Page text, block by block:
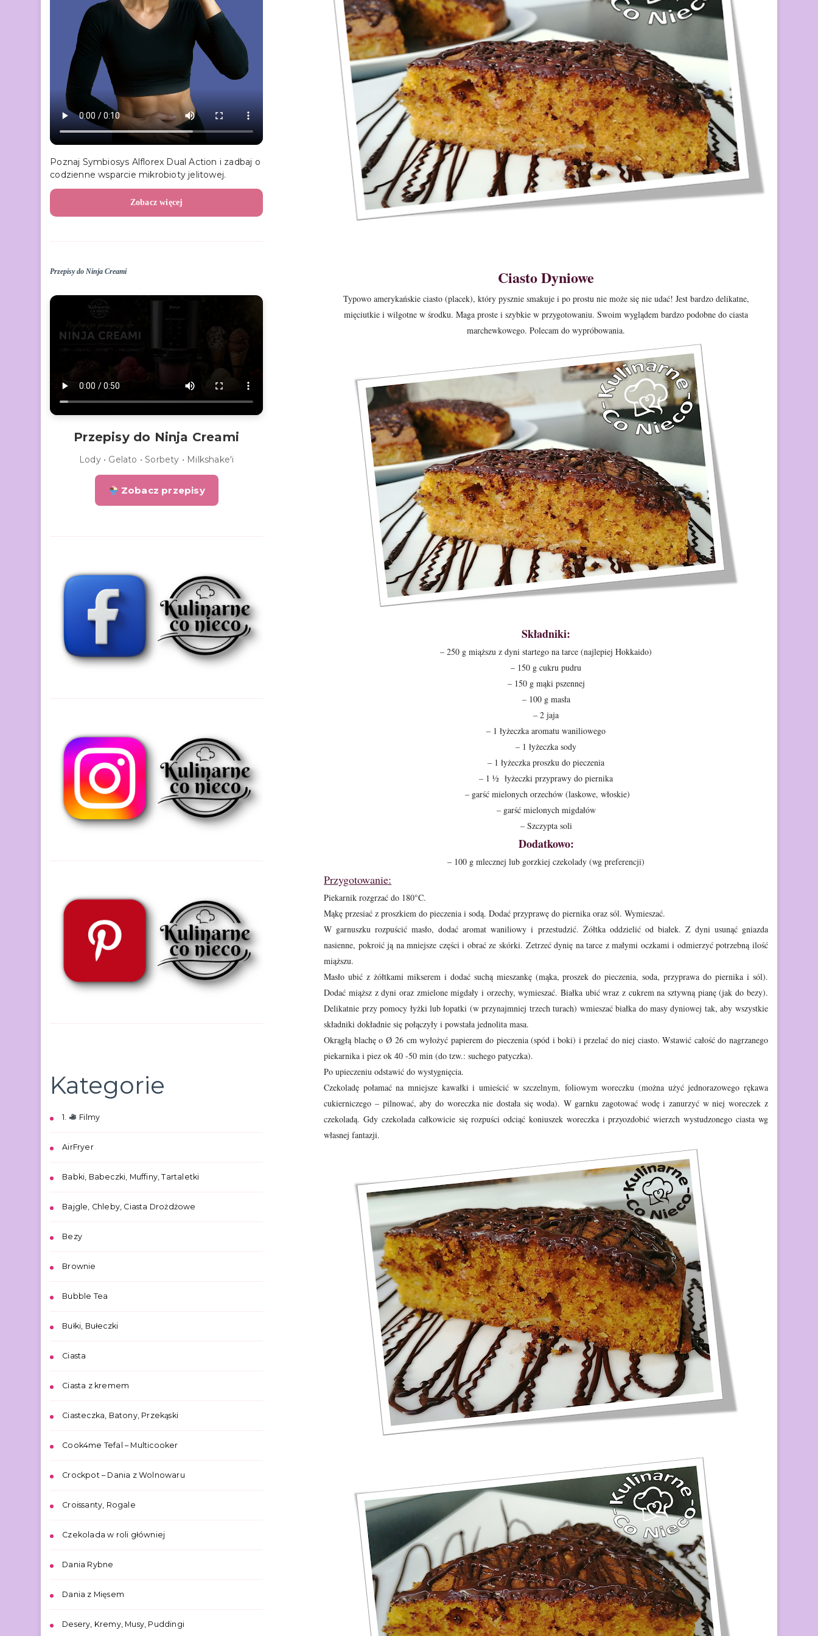
Ciasto Dyniowe
Typowo amerykańskie ciasto (placek), który pysznie smakuje i po prostunie może się nie udać! Jest bardzo delikatne,
mięciutkie i wilgotne w środku. Maga proste i szybkie w przygotowaniu. Swoim wyglądem bardzo podobne do ciasta
marchewkowego. Polecam do wypróbowania.
Składniki:
– 250 g miąższu z dyni startego na tarce (najlepiej Hokkaido)
– 150 g cukru pudru
– 150 g mąki pszennej
– 100 g masła
– 2 jaja
– 1 łyżeczka aromatu waniliowego
– 1 łyżeczka sody
– 1 łyżeczka proszku do pieczenia
– 1 ½ łyżeczki przyprawy do piernika
– garść mielonych orzechów (laskowe, włoskie)
– garść mielonych migdałów
– Szczypta soli
Dodatkowo:
– 100 g mlecznej lub gorzkiej czekolady (wg preferencji)
Przygotowanie:
Piekarnik rozgrzać do 180°C.
Mąkę przesiać z proszkiem do pieczenia i sodą. Dodać przyprawę do piernika oraz sól. Wymieszać.
W garnuszku rozpuścić masło, dodać aromat waniliowy i przestudzić. Żółtka oddzielić od białek. Z dyni usunąć gniazda
nasienne, pokroić ją namniejsze części i obrać ze skórki. Zetrzeć dynię na tarce z małymi oczkami i odmierzyć potrzebną ilość
miąższu.
Masło ubić z żółtkami mikserem i dodać suchą mieszankę(mąka, proszek do pieczenia, soda, przyprawa do piernika i sól).
Dodać miąższ zdyni oraz zmielone migdały i orzechy, wymieszać. Białka ubić wraz z cukrem na sztywną pianę (jak do bezy).
Delikatnie przy pomocy łyżki lub łopatki (wprzynajmniej trzech turach) wmieszać białka do masy dyniowej tak, aby wszystkie
składniki dokładnie się połączyły i powstała jednolita masa.
Okrągłą blachę o Ø26 cm wyłożyć papierem do pieczenia(spód i boki) i przelać do niej ciasto. Wstawić całość do nagrzanego
piekarnika i piez ok 40 -50 min (do tzw.: suchego patyczka).
Po upieczeniu odstawić do wystygnięcia.
Czekoladę połamać na mniejsze kawałki i umieścić w szczelnym, foliowym woreczku (można użyć jednorazowego rękawa
cukierniczego – pilnować, aby do woreczka nie dostała się woda). W garnku zagotować wodę i zanurzyć wniej woreczek z
czekoladą. Gdy czekolada całkowicie się rozpuści odciąć koniuszek woreczka i przyozdobić wierzch wystudzonego ciasta wg
własnej fantazji.
Poznaj Symbiosys Alflorex Dual Action i zadbaj o
codzienne wsparcie mikrobioty jelitowej.
Zobacz więcej
Przepisy do Ninja Creami
Przepisy do Ninja Creami
Lody • Gelato • Sorbety • Milkshake'i
Zobacz przepisy
Kategorie
1. Filmy
AirFryer
Babki, Babeczki, Muffiny, Tartaletki
Bajgle, Chleby, Ciasta Drożdżowe
Bezy
Brownie
Bubble Tea
Bułki, Bułeczki
Ciasta
Ciasta z kremem
Ciasteczka, Batony, Przekąski
Cook4me Tefal – Multicooker
Crockpot – Dania z Wolnowaru
Croissanty, Rogale
Czekolada w roli główniej
Dania Rybne
Dania z Mięsem
Desery, Kremy, Musy, Puddingi